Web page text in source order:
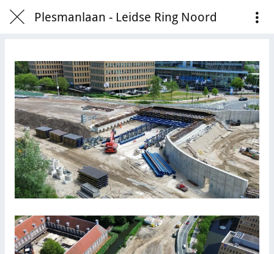
Plesmanlaan - Leidse Ring Noord